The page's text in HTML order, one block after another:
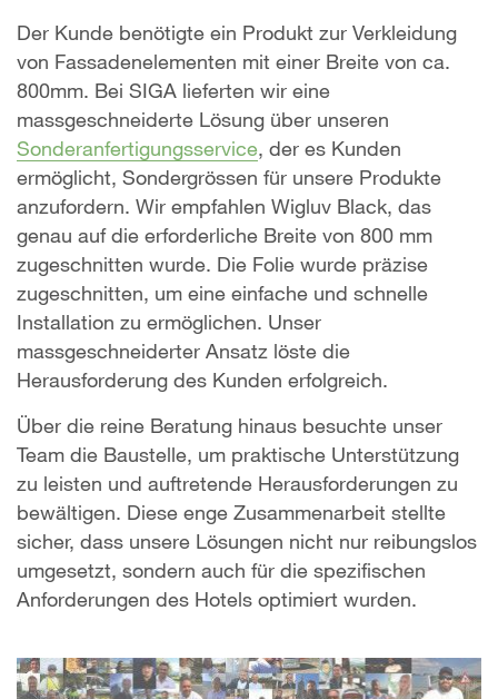
Der Kunde benötigte ein Produkt zur Verkleidung
von Fassadenelementen mit einer Breite von ca.
800mm. Bei SIGA lieferten wir eine
massgeschneiderte Lösung über unseren
Sonderanfertigungsservice, der es Kunden
ermöglicht, Sondergrössen für unsere Produkte
anzufordern. Wir empfahlen Wigluv Black, das
genau auf die erforderliche Breite von 800 mm
zugeschnitten wurde. Die Folie wurde präzise
zugeschnitten, um eine einfache und schnelle
Installation zu ermöglichen. Unser
massgeschneiderter Ansatz löste die
Herausforderung des Kunden erfolgreich.
Über die reine Beratung hinaus besuchte unser
Team die Baustelle, um praktische Unterstützung
zu leisten und auftretende Herausforderungen zu
bewältigen. Diese enge Zusammenarbeit stellte
sicher, dass unsere Lösungen nicht nur reibungslos
umgesetzt, sondern auch für die spezifischen
Anforderungen des Hotels optimiert wurden.